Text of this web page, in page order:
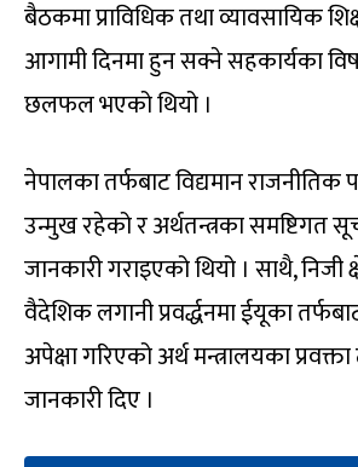
बैठकमा प्राविधिक तथा व्यावसायिक
आगामी दिनमा हुन सक्ने सहकार्यका
छलफल भएको थियो ।
नेपालका तर्फबाट विद्यमान राजनीतिक
उन्मुख रहेको र अर्थतन्त्रका
जानकारी गराइएको थियो । साथै, निजी
वैदेशिक लगानी प्रवर्द्धनमा ईयूका
अपेक्षा गरिएको अर्थ मन्त्रालयका
जानकारी दिए ।